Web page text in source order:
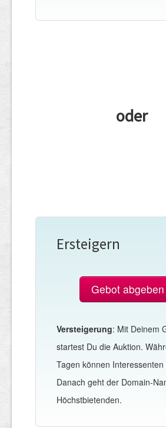
oder
Ersteigern
Gebot abgeben
Versteigerung: Mit Deinem
startest Du die Auktion.
Tagen können Interessenten
Danach geht der Domain-
Höchstbietenden.